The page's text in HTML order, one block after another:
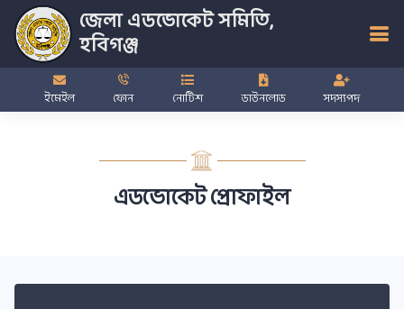
জেলা এডভোকেট সমিতি,
হবিগঞ্জ
ইমেইল ফোন নোটিশ ডাউনলোড সদস্যপদ
এডভোকেট প্রোফাইল